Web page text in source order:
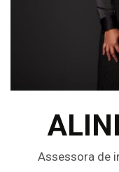
Assessora de